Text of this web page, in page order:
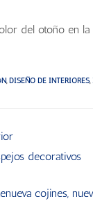
, DISEÑO DE INTERIORES,
decorativos
cojines,